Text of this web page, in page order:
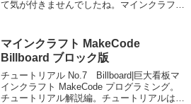
て気が付きませんでしたね。マインクラフト
ードチェックページで...
マインクラフト MakeCode
Billboard ブロック版
チュートリアル No.7 Billboard|巨大看板マ
インクラフト MakeCode プログラミング。
チュートリアル解説編。チュートリアルは途